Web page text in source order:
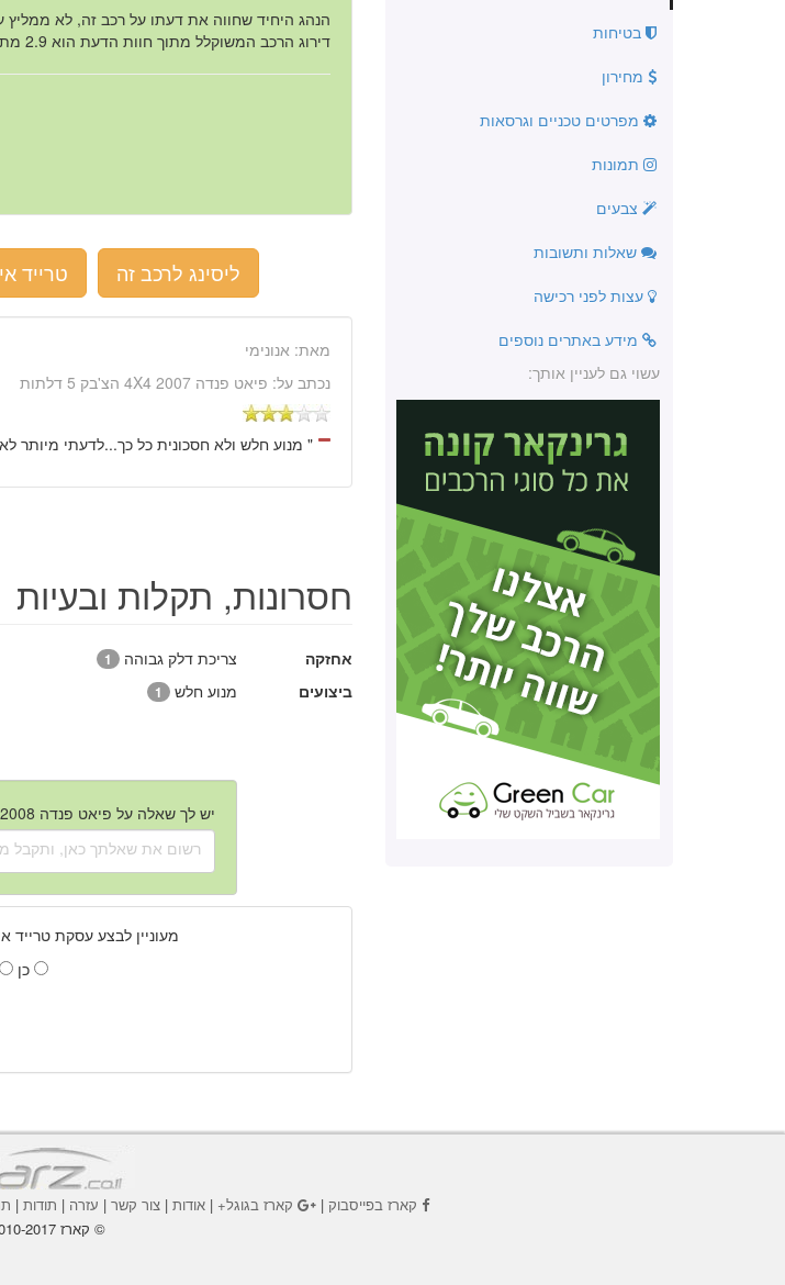
בטיחות
מחירון
מפרטים טכניים וגרסאות
תמונות
צבעים
שאלות ותשובות
עצות לפני רכישה
מידע באתרים נוספים
עשוי גם לעניין אותך:
הנהג היחיד שחווה את דעתו על רכב זה, לא ממליץ
דירוג הרכב המשוקלל מתוך חוות הדעת הוא 2.9 מתוך 5
ליסינג לרכב זה טרייד
מאת:אנונימי
נכתב על: פיאט פנדה 4X4 2007 הצ'בק 5 דלתות
" מנוע חלש ולא חסכונית כל כך...לדעתי מיותר
חסרונות, תקלות ובעיות
אחזקה צריכת דלק גבוהה 1
ביצועים מנוע חלש 1
יש לך שאלה על פיאט פנדה 4X4 2007 - 2008 יד שנייה?
מעוניין לבצע עסקת
כן
קארז בפייסבוק | קארז בגוגל+ | אודות | צור קשר | עזרה | תודות |
© קארז 2010-2017